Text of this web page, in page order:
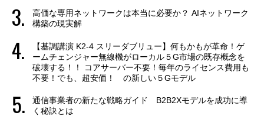
高価な専用ネットワークは本当に必要か？ AIネットワーク
構築の現実解
【基調講演 K2-4 スリーダブリュー】何もかもが革命！ゲ
ームチェンジャー無線機がローカル５G市場の既存概念を
破壊する！！ コアサーバー不要！毎年のライセンス費用も
不要！でも、超安価！ の新しい５Gモデル
通信事業者の新たな戦略ガイド B2B2Xモデルを成功に導
く秘訣とは